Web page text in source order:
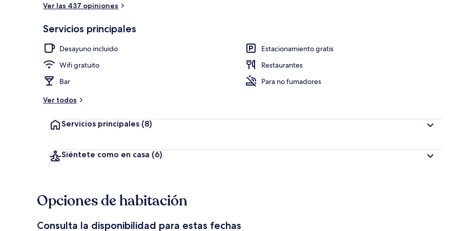
Ver las 437 opiniones
Servicios principales
Desayuno incluido
Estacionamiento gratis
Wifi gratuito
Restaurantes
Bar
Para no fumadores
Ver todos
Servicios principales (8)
Siéntete como en casa (6)
Opciones de habitación
Consulta la disponibilidad para estas fechas